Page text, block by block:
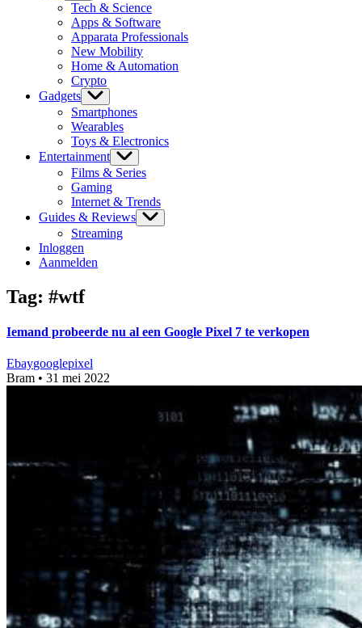
Tech & Science
Apps & Software
Apparata Professionals
New Mobility
Home & Automation
Crypto
Gadgets
Smartphones
Wearables
Toys & Electronics
Entertainment
Films & Series
Gaming
Internet & Trends
Guides & Reviews
Streaming
Inloggen
Aanmelden
Tag: #wtf
Iemand probeerde nu al een Google Pixel 7 te verkopen
Ebaygooglepixel
Bram • 31 mei 2022